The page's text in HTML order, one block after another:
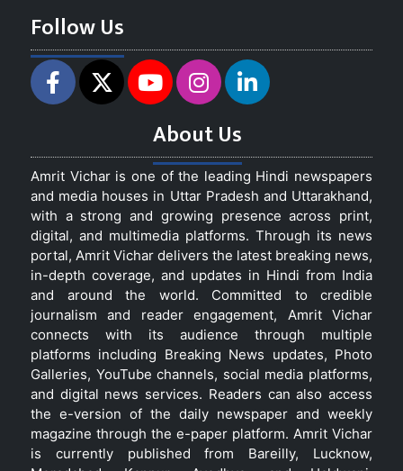
Follow Us
About Us
Amrit Vichar is one of the leading Hindi newspapers
and media houses in Uttar Pradesh and Uttarakhand,
with a strong and growing presence across print,
digital, and multimedia platforms. Through its news
portal, Amrit Vichar delivers the latest breaking news,
in-depth coverage, and updates in Hindi from India
and around the world. Committed to credible
journalism and reader engagement, Amrit Vichar
connects with its audience through multiple
platforms including Breaking News updates, Photo
Galleries, YouTube channels, social media platforms,
and digital news services. Readers can also access
the e-version of the daily newspaper and weekly
magazine through the e-paper platform. Amrit Vichar
is currently published from Bareilly, Lucknow,